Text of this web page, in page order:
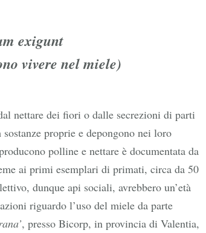
exigunt
vivere nel miele)
nettare dei fiori o dalle secrezioni di parti
proprie e depongono nei loro
polline e nettare è documentata da
ai primi esemplari di primati, circa da 50
dunque api sociali, avrebbero un’età
riguardo l’uso del miele da parte
, presso Bicorp, in provincia di Valentia,